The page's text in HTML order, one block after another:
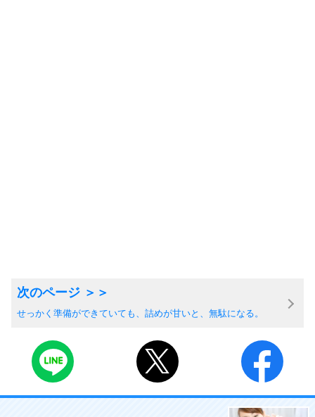
せっかく準備ができていても、詰めが甘いと、無駄になる。